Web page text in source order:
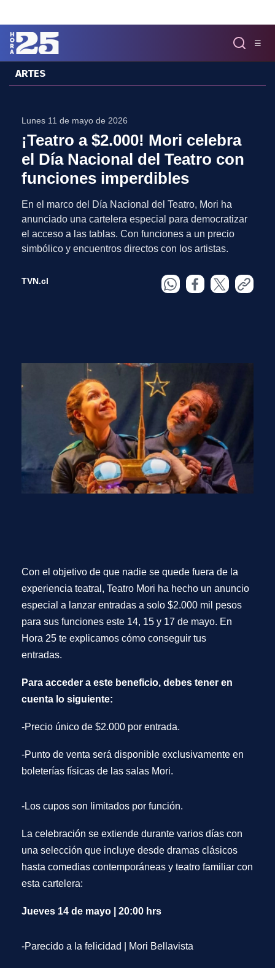
☰
MENÚ
Podcast
Artes
Cine y Series
Literatura
Patrimonio
EXCLUSIVO H25
ARTES
Lunes 11 de mayo de 2026
¡Teatro a $2.000! Mori celebra
el Día Nacional del Teatro con
funciones imperdibles
En el marco del Día Nacional del Teatro, Mori ha
anunciado una cartelera especial para democratizar
el acceso a las tablas. Con funciones a un precio
simbólico y encuentros directos con los artistas.
TVN.cl
Con el objetivo de que nadie se quede fuera de la
experiencia teatral, Teatro Mori ha hecho un anuncio
especial a lanzar entradas a solo $2.000 mil pesos
para sus funciones este 14, 15 y 17 de mayo. En
Hora 25 te explicamos cómo conseguir tus
entradas.
Para acceder a este beneficio, debes tener en
cuenta lo siguiente:
-Precio único de $2.000 por entrada.
-Punto de venta será disponible exclusivamente en
boleterías físicas de las salas Mori.
-Los cupos son limitados por función.
La celebración se extiende durante varios días con
una selección que incluye desde dramas clásicos
hasta comedias contemporáneas y teatro familiar con
esta cartelera:
Jueves 14 de mayo | 20:00 hrs
-Parecido a la felicidad Mori Bellavista